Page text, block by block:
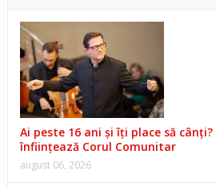
Ai peste 16 ani și îți place să
înființează Corul Comunitar
august 06, 2026